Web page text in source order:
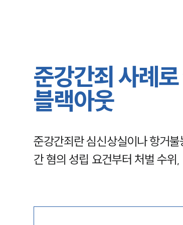
준강간죄 사례
블랙아웃
준강간죄란 심신상실이나 항거
간 혐의 성립 요건부터 처벌 수